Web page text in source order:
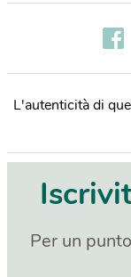
L'autenticità di
Per un